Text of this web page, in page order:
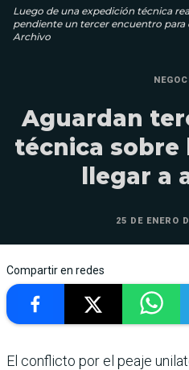
Luego de una expedición técnica
pendiente un tercer encuentro para
Archivo
Aguardan
técnica sobre
llegar a
25 DE ENERO
Compartir en redes
El conflicto por el peaje